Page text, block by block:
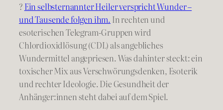
? Ein selbsternannter Heiler verspricht Wunder –
und Tausende folgen ihm. In rechten und
esoterischen Telegram-Gruppen wird
Chlordioxidlösung (CDL) als angebliches
Wundermittel angepriesen. Was dahinter steckt: ein
toxischer Mix aus Verschwörungsdenken, Esoterik
und rechter Ideologie. Die Gesundheit der
Anhänger:innen steht dabei auf dem Spiel.